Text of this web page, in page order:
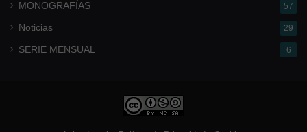
MONOGRAFÍAS 57
Noticias 29
SERIE MENSUAL 6